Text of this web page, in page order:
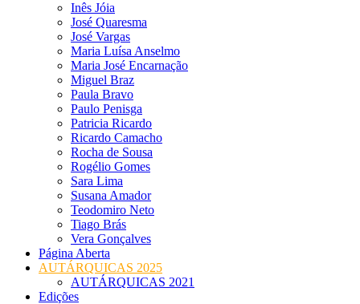
Inês Jóia
José Quaresma
José Vargas
Maria Luísa Anselmo
Maria José Encarnação
Miguel Braz
Paula Bravo
Paulo Penisga
Patricia Ricardo
Ricardo Camacho
Rocha de Sousa
Rogélio Gomes
Sara Lima
Susana Amador
Teodomiro Neto
Tiago Brás
Vera Gonçalves
Página Aberta
AUTÁRQUICAS 2025
AUTÁRQUICAS 2021
Edições